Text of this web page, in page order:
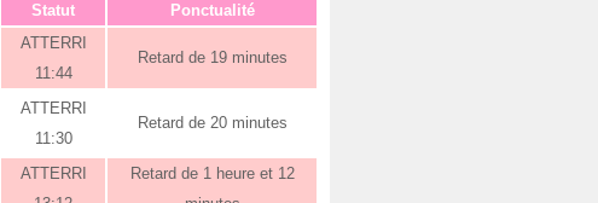
Statut Ponctualité
ATTERRI
11:44
Retard de 19 minutes
ATTERRI
11:30
Retard de 20 minutes
ATTERRI
Retard de 1 heure et 12